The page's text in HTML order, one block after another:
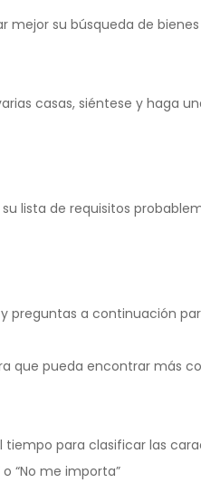
mejor su búsqueda de
casas, siéntese y haga
lista de requisitos
y preguntas a continuación
que pueda encontrar más
tiempo para clasificar las
“No me importa”